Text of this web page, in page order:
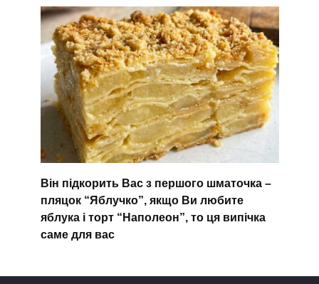
Він підкорить Вас з першого шматочка –
пляцок “Яблучко”, якщо Ви любите
яблука і торт “Наполеон”, то ця випічка
саме для вас